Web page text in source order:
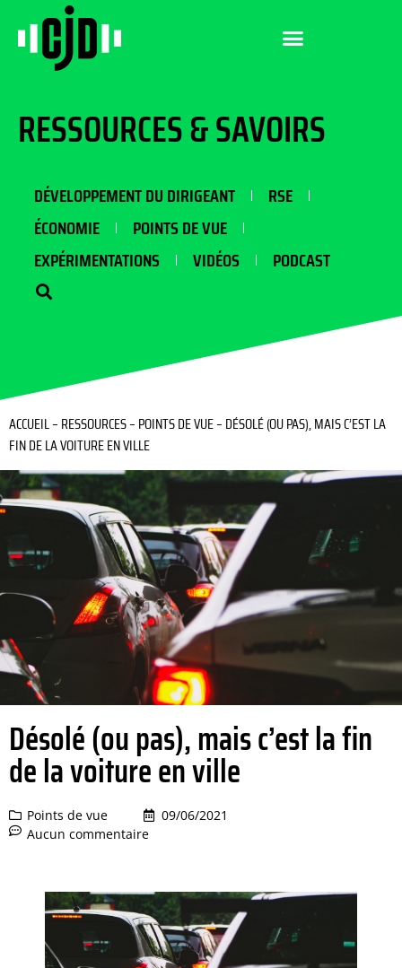
RESSOURCES & SAVOIRS
DÉVELOPPEMENT DU DIRIGEANT
RSE
ÉCONOMIE
POINTS DE VUE
EXPÉRIMENTATIONS
VIDÉOS PODCAST
ACCUEIL– RESSOURCES– POINTS DE VUE– DÉSOLÉ (OU PAS), MAIS C’EST LA
FIN DE LA VOITURE EN VILLE
Désolé (ou pas), mais c’est la fin
de la voiture en ville
Points de vue
09/06/2021
Aucun commentaire